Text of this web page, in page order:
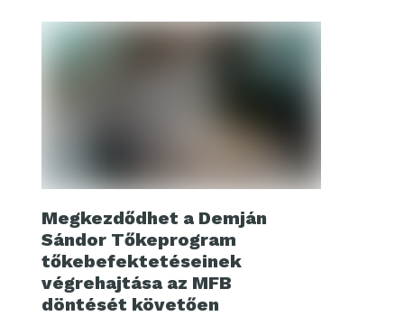
Megkezdődhet a Demján
Sándor Tőkeprogram
tőkebefektetéseinek
végrehajtása az MFB
döntését követően